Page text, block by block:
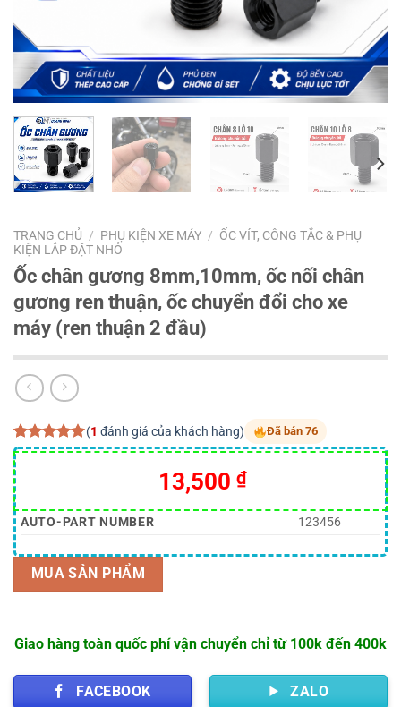
TRANG CHỦ / PHỤ KIỆN XE MÁY / ỐC VÍT, CÔNG TẮC & PHỤ
KIỆN LẮP ĐẶT NHỎ
Ốc chân gương 8mm,10mm, ốc nối chân
gương ren thuận, ốc chuyển đổi cho xe
máy (ren thuận 2 đầu)
5.00trên 5
dựa trên
1
đánh giá
(1 đánh giá của khách hàng) Đã bán 76
Giá
gốc
15,000 ₫.
13,500 ₫Giá
hiện
là:
AUTO-PART NUMBER 123456
MUA SẢN PHẨM
Giao hàng toàn quốc phí vận chuyển chỉ từ 100k đến 400k
FACEBOOK ZALO